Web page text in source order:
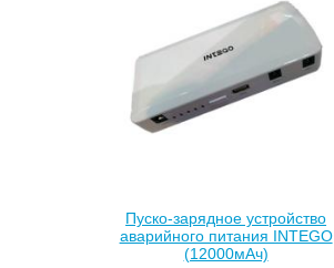
Пуско-зарядное устройство
аварийного питания INTEGO
(12000мАч)